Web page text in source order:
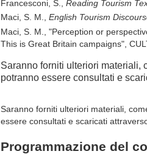
Francesconi, S., Reading Tourism
Maci, S. M., English Tourism
Maci, S. M., "Perception or
This is Great Britain campaigns",
Saranno forniti ulteriori materiali,
potranno essere consultati e
Saranno forniti ulteriori materiali,
essere consultati e scaricati
Programmazione del